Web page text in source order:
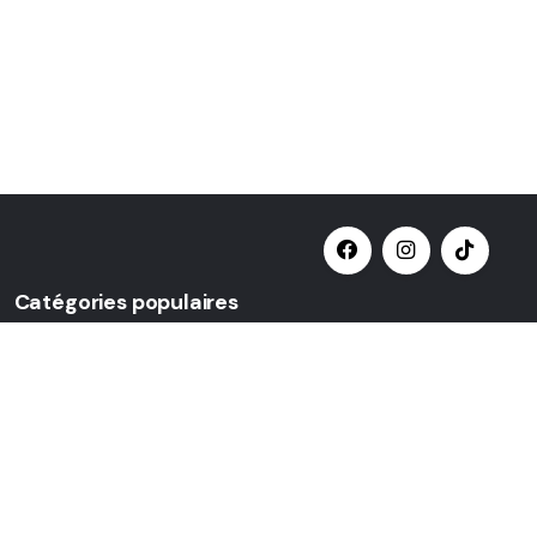
Catégories populaires